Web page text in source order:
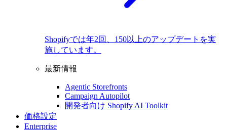
Shopifyでは年2回、150以上のアップデートを実
施しています。
最新情報
Agentic Storefronts
Campaign Autopilot
開発者向け Shopify AI Toolkit
価格設定
Enterprise